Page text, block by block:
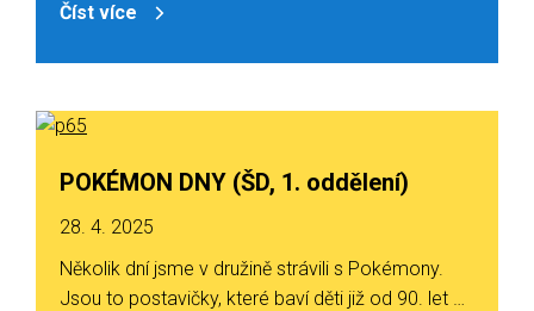
Číst více
POKÉMON DNY (ŠD, 1. oddělení)
28. 4. 2025
Několik dní jsme v družině strávili s Pokémony.
Jsou to postavičky, které baví děti již od 90. let …